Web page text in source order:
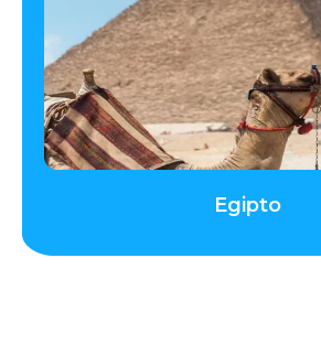
Egipto